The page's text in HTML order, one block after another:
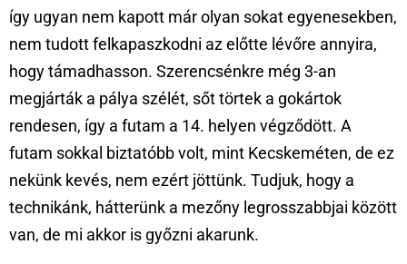
így ugyan nem kapott már olyan sokat egyenesekben,
nem tudott felkapaszkodni az előtte lévőre annyira,
hogy támadhasson. Szerencsénkre még 3-an
megjárták a pálya szélét, sőt törtek a gokártok
rendesen, így a futam a 14. helyen végződött. A
futam sokkal biztatóbb volt, mint Kecskeméten, de ez
nekünk kevés, nem ezért jöttünk. Tudjuk, hogy a
technikánk, hátterünk a mezőny legrosszabbjai között
van, de mi akkor is győzni akarunk.